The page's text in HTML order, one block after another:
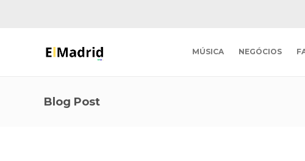
MÚSICA NEGÓCIOS
Blog Post